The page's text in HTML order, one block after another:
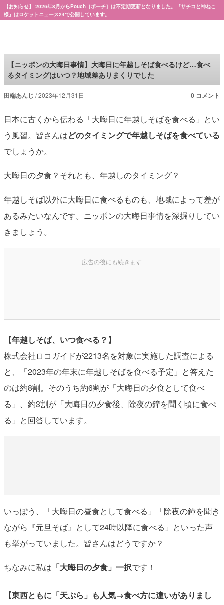
【お知らせ】 2026年8月からPouch［ポーチ］は不定期更新となりました。『サチコと神ねこ
様』はロケットニュース24で公開しています。
【ニッポンの大晦日事情】大晦日に年越しそば食べるけど…食べ
るタイミングはいつ？地域差ありまくりでした
田端あんじ 2023年12月31日 0 コメント
日本に古くから伝わる「大晦日に年越しそばを食べる」とい
う風習。皆さんはどのタイミングで年越しそばを食べている
でしょうか。
大晦日の夕食？それとも、年越しのタイミング？
年越しそば以外に大晦日に食べるものも、地域によって差が
あるみたいなんです。ニッポンの大晦日事情を深掘りしてい
きましょう。
【年越しそば、いつ食べる？】
株式会社ロコガイドが2213名を対象に実施した調査による
と、「2023年の年末に年越しそばを食べる予定」と答えた
のは約8割。そのうち約6割が「大晦日の夕食として食べ
る」、約3割が「大晦日の夕食後、除夜の鐘を聞く頃に食べ
る」と回答しています。
いっぽう、「大晦日の昼食として食べる」「除夜の鐘を聞き
ながら『元旦そば』として24時以降に食べる」といった声
も挙がっていました。皆さんはどうですか？
ちなみに私は 「大晦日の夕食」一択です！
【東西ともに「天ぷら」も人気→食べ方に違いがありまし